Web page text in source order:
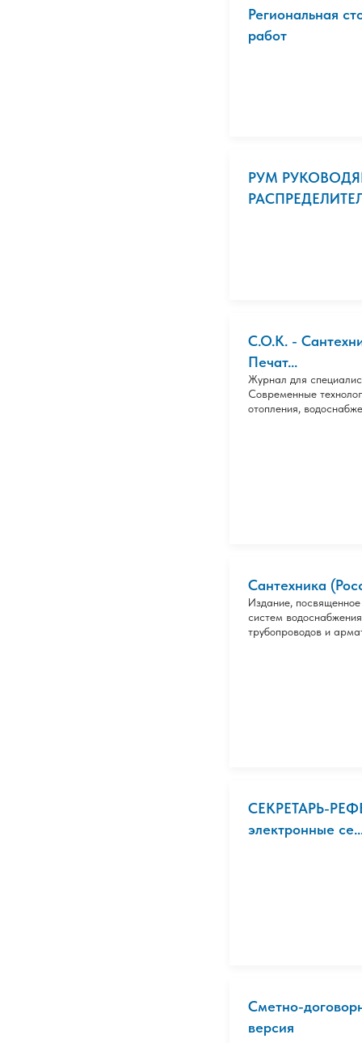
Региональная
работ
РУМ
С.О.К. -
Печат...
Журнал для
Современные
отопления,
Сантехника
Издание,
систем
трубопроводов и
СЕКРЕТАРЬ-
электронные
Сметно-
версия